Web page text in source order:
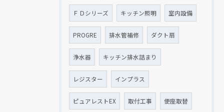
ＦＤシリーズ キッチン照明 室内設備
PROGRE 排水管補修 ダクト扇
浄水器 キッチン排水詰まり
レジスター インプラス
ピュアレストEX 取付工事 便座取替